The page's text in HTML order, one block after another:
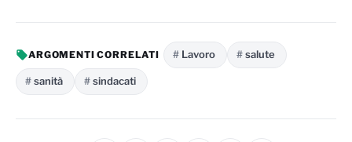
ARGOMENTI CORRELATI Lavoro salute
sanità sindacati